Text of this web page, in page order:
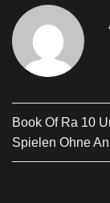
Book Of Ra 10
Spielen Ohne